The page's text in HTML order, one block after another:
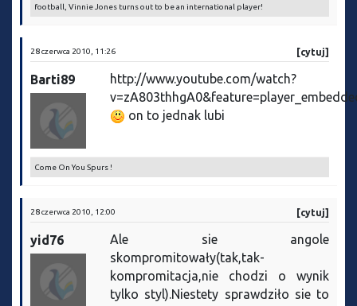
football, Vinnie Jones turns out to be an international player!
28 czerwca 2010, 11:26 [cytuj]
Barti89
http://www.youtube.com/watch?
on to jednak lubi
Come On You Spurs !
28 czerwca 2010, 12:00 [cytuj]
yid76
Ale sie angole
skompromitowały(tak,tak-
kompromitacja,nie chodzi o wynik
tylko styl).Niestety sprawdziło sie to